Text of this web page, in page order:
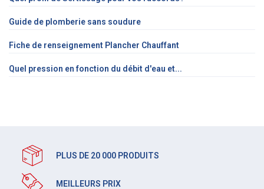
Guide de plomberie sans soudure
Fiche de renseignement Plancher Chauffant
Quel pression en fonction du débit d'eau et...
PLUS DE 20 000 PRODUITS
MEILLEURS PRIX